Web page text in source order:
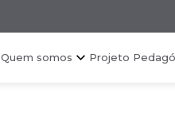
Quem somos Projeto